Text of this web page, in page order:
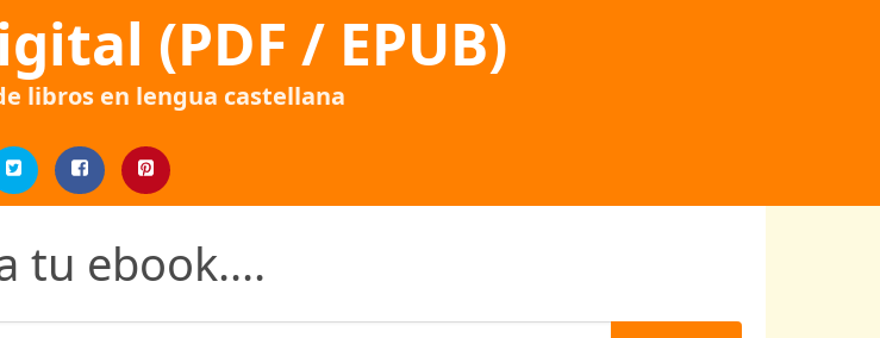
(PDF / EPUB)
libros en lengua castellana
tu ebook....